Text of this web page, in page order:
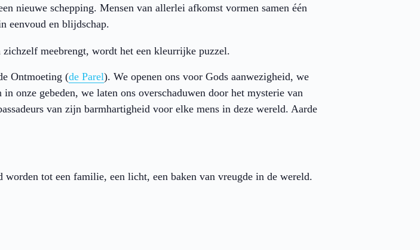
nieuwe schepping. Mensen van allerlei afkomst vormen samen één
eenvoud en blijdschap.
zichzelf meebrengt, wordt het een kleurrijke puzzel.
Ontmoeting (de Parel). We openen ons voor Gods aanwezigheid, we
onze gebeden, we laten ons overschaduwen door het mysterie van
van zijn barmhartigheid voor elke mens in deze wereld. Aarde
tot een familie, een licht, een baken van vreugde in de wereld.